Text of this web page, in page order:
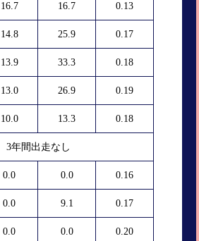
16.7 16.7 0.13
14.8 25.9 0.17
13.9 33.3 0.18
13.0 26.9 0.19
10.0 13.3 0.18
3年間出走なし
0.0 0.0 0.16
0.0 9.1 0.17
0.0 0.0 0.20